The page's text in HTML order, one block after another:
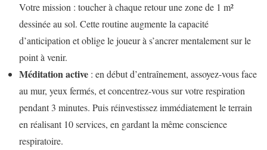
Votre mission : toucher à chaque retour une zone de 1 m²
dessinée au sol. Cette routine augmente la capacité
d’anticipation et oblige le joueur à s’ancrer mentalement sur le
point à venir.
Méditation active : en début d’entraînement, assoyez-vous face
au mur, yeux fermés, et concentrez-vous sur votre respiration
pendant 3 minutes. Puis réinvestissez immédiatement le terrain
en réalisant 10 services, en gardant la même conscience
respiratoire.